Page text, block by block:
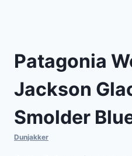
Patagonia
Jackson
Smolder
Dunjakker